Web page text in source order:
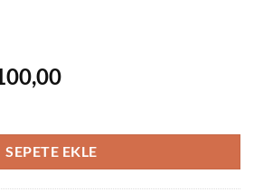
Şu
₺1.100,00.
SEPETE EKLE